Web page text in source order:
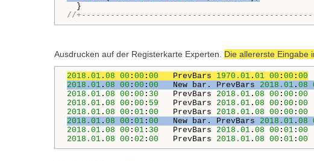
//
Ausdrucken auf der Registerkarte Experten. Die allererste Eingabe
2018.01 . 08 00 : 00 : 00 PrevBars 1970.01 . 01 00 : 00 : 00
2018.01 . 08 00 : 00 : 00 New bar. PrevBars 2018.01 . 08
2018.01 . 08 00 : 00 : 30 PrevBars 2018.01 . 08 00 : 00 : 00
2018.01 . 08 00 : 00 : 59 PrevBars 2018.01 . 08 00 : 00 : 00
2018.01 . 08 00 : 01 : 00 PrevBars 2018.01 . 08 00 : 00 : 00
2018.01 . 08 00 : 01 : 00 New bar. PrevBars 2018.01 . 08
2018.01 . 08 00 : 01 : 30 PrevBars 2018.01 . 08 00 : 01 : 00
2018.01 . 08 00 : 02 : 00 PrevBars 2018.01 . 08 00 : 01 : 00